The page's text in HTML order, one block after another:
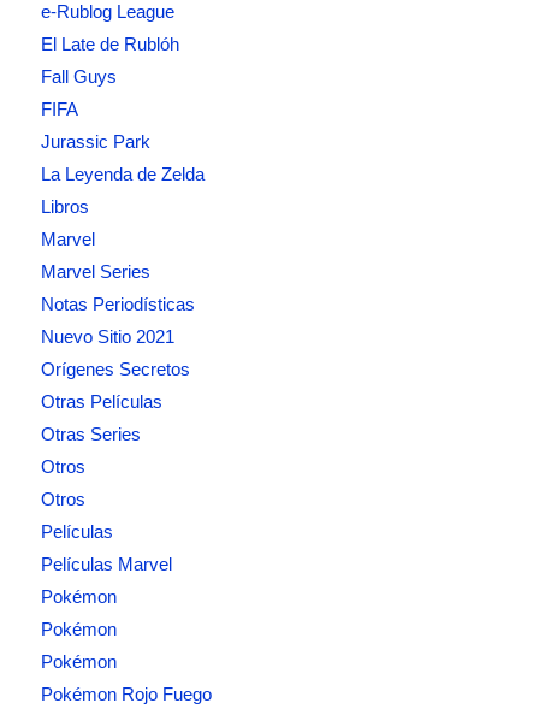
e-Rublog League
El Late de Rublóh
Fall Guys
FIFA
Jurassic Park
La Leyenda de Zelda
Libros
Marvel
Marvel Series
Notas Periodísticas
Nuevo Sitio 2021
Orígenes Secretos
Otras Películas
Otras Series
Otros
Otros
Películas
Películas Marvel
Pokémon
Pokémon
Pokémon
Pokémon Rojo Fuego